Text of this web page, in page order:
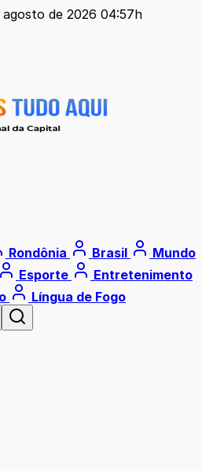
de 2026 04:57h
Rondônia Brasil
Mundo
Esporte
Entretenimento
Língua de Fogo